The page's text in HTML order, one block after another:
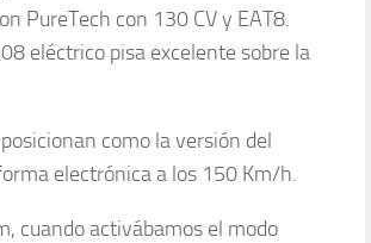
PureTech con 130 CV y EAT8.
eléctrico pisa excelente sobre la
como la versión del
electrónica a los 150 Km/h.
cuando activábamos el modo